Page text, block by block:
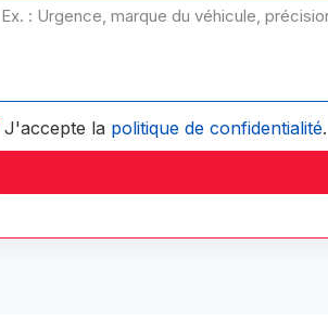
J'accepte la politique de confidentialité.